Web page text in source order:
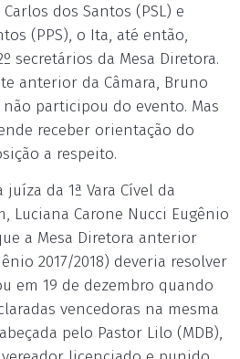
dos Santos (PSL) e
(PPS), o Ita, até então,
secretários da Mesa Diretora.
anterior da Câmara, Bruno
participou do evento. Mas
receber orientação do
a respeito.
da 1ª Vara Cível da
Luciana Carone Nucci Eugênio
a Mesa Diretora anterior
2017/2018) deveria resolver
em 19 de dezembro quando
vencedoras na mesma
pelo Pastor Lilo (MDB),